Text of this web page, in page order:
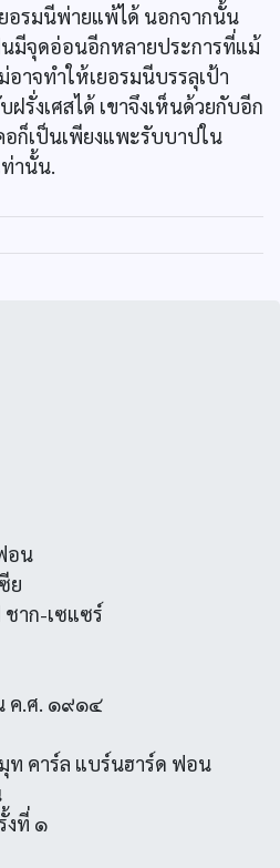
อรมนีพ่ายแพ้ได้ นอกจากนั้น
มีจุดอ่อนอีกหลายประการที่แม้
าจทำให้เยอรมนีบรรลุเป้า
รั่งเศสได้ เขาจึงเห็นด้วยกับอีก
ก็เป็นเพียงแพะรับบาปใน
านั้น.
อน
ย
าก-เซแซร์
ค.ศ. ๑๙๑๔
ท คาร์ล แบร์นฮาร์ด ฟอน
งที่ ๑